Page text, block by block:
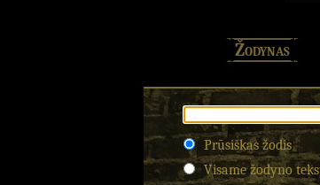
Žodynas
Prūsiškas žodis
Visame žodyno